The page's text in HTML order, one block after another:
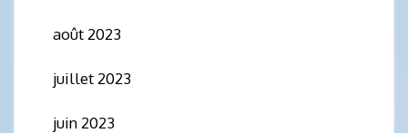
août 2023
juillet 2023
juin 2023